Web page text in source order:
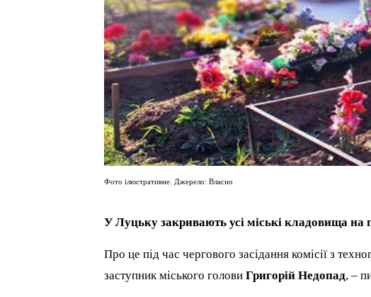
Фото ілюстративне. Джерело: Власно
У Луцьку закривають усі міські кладовища на
Про це під час чергового засідання комісії з
заступник міського головиГригорій Недопад, –